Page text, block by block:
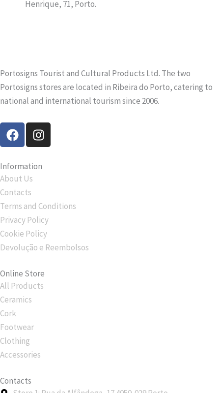
Henrique, 71, Porto.
Portosigns Tourist and Cultural Products Ltd. The two
Portosigns stores are located in Ribeira do Porto, catering to
national and international tourism since 2006.
F
a
c
e
b
o
o
k
I
n
s
t
r
a
m
Information
About Us
Contacts
Terms and Conditions
Privacy Policy
Cookie Policy
Devolução e Reembolsos
Online Store
All Products
Ceramics
Cork
Footwear
Clothing
Accessories
Contacts